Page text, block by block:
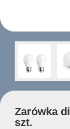
Zarówka
szt.